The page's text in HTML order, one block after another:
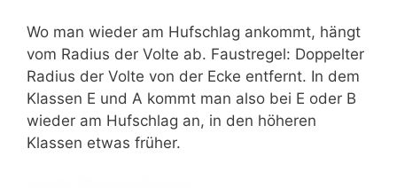
Wo man wieder am Hufschlag ankommt, hängt
vom Radius der Volte ab. Faustregel: Doppelter
Radius der Volte von der Ecke entfernt. In dem
Klassen E und A kommt man also bei E oder B
wieder am Hufschlag an, in den höheren
Klassen etwas früher.